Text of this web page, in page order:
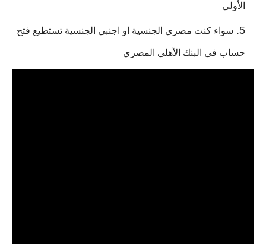
الأولي
سواء كنت مصري الجنسية او اجنبي الجنسية تستطيع فتح
حساب في البنك الأهلي المصري